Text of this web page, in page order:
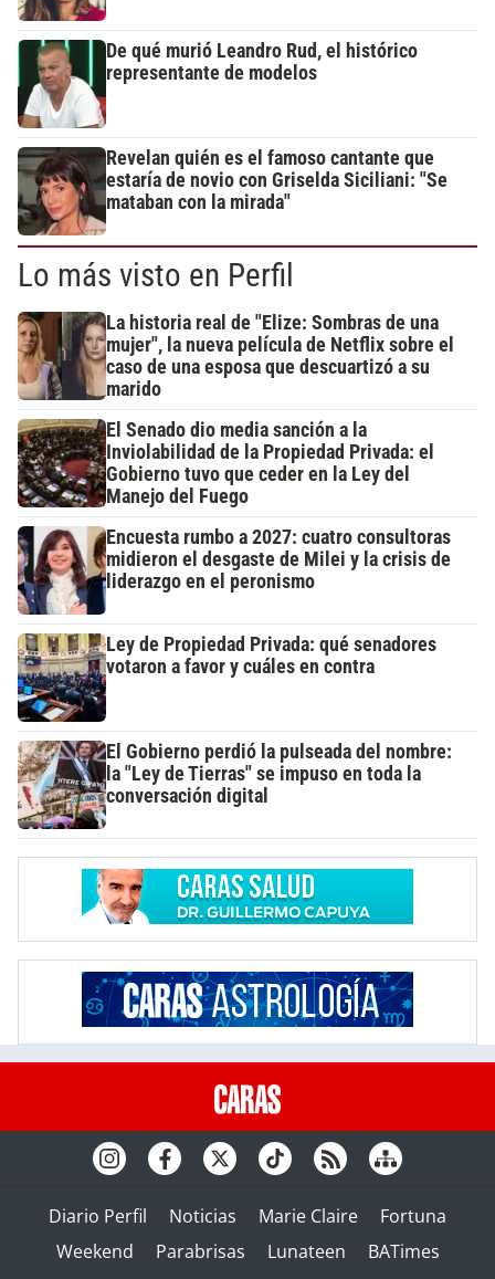
De qué murió Leandro Rud, el histórico
representante de modelos
Revelan quién es el famoso cantante que
estaría de novio con Griselda Siciliani: "Se
mataban con la mirada"
Lo más visto en Perfil
La historia real de "Elize: Sombras de una
mujer", la nueva película de Netflix sobre el
caso de una esposa que descuartizó a su
marido
El Senado dio media sanción a la
Inviolabilidad de la Propiedad Privada: el
Gobierno tuvo que ceder en la Ley del
Manejo del Fuego
Encuesta rumbo a 2027: cuatro consultoras
midieron el desgaste de Milei y la crisis de
liderazgo en el peronismo
Ley de Propiedad Privada: qué senadores
votaron a favor y cuáles en contra
El Gobierno perdió la pulseada del nombre:
la "Ley de Tierras" se impuso en toda la
conversación digital
Diario Perfil Noticias Marie Claire
Fortuna
Weekend
Parabrisas Lunateen BATimes